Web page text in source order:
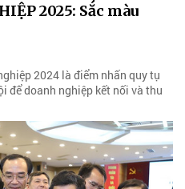
2025: Sắc màu
2024 là điểm nhấn quy tụ
để doanh nghiệp kết nối và thu